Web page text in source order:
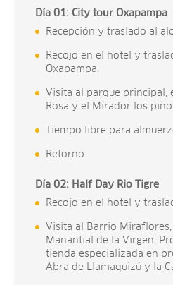
Día 01: City tour Oxapampa
Recepción y traslado al
Recojo en el hotel y
Oxapampa.
Visita al parque principal,
Rosa y el Mirador los
Tiempo libre para
Retorno
Día 02: Half Day Rio Tigre
Recojo en el hotel y
Visita al Barrio Miraflores,
Manantial de la Virgen,
tienda especializada en
Abra de Llamaquizú y la